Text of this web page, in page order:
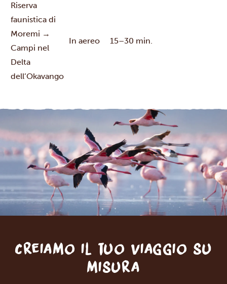
Riserva
faunistica di
Moremi →
Campi nel
Delta
dell’Okavango
In aereo 15–30 min.
Creiamo il tuo viaggio su
misura